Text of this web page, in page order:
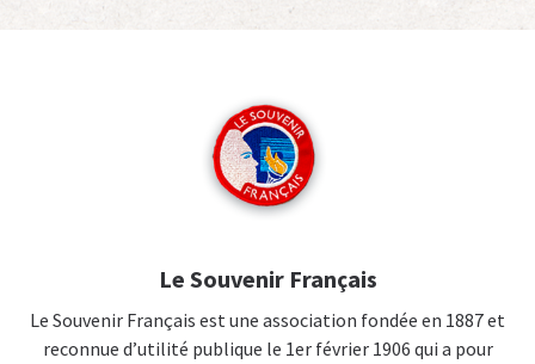
Le Souvenir Français
Le Souvenir Français est une association fondée en 1887 et
reconnue d’utilité publique le 1er février 1906 qui a pour